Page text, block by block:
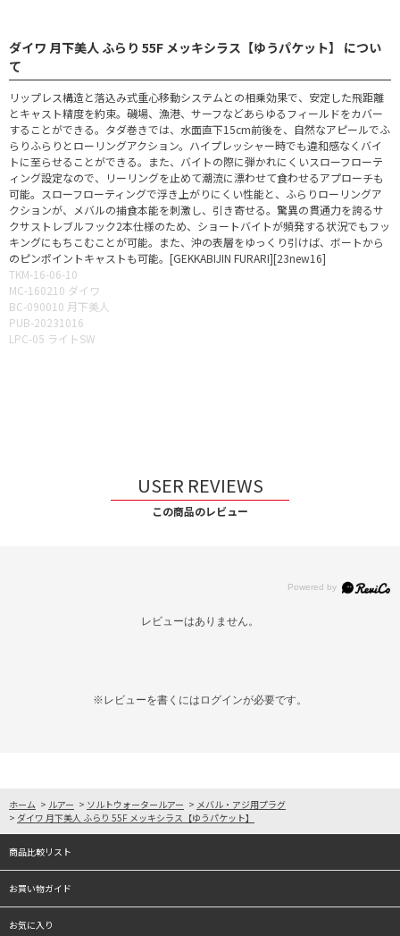
ダイワ 月下美人 ふらり 55F メッキシラス【ゆうパケット】 につい
て
リップレス構造と落込み式重心移動システムとの相乗効果で、安定した飛距離
とキャスト精度を約束。磯場、漁港、サーフなどあらゆるフィールドをカバー
することができる。タダ巻きでは、水面直下15cm前後を、自然なアピールでふ
らりふらりとローリングアクション。ハイプレッシャー時でも違和感なくバイ
トに至らせることができる。また、バイトの際に弾かれにくいスローフローテ
ィング設定なので、リーリングを止めて潮流に漂わせて食わせるアプローチも
可能。スローフローティングで浮き上がりにくい性能と、ふらりローリングア
クションが、メバルの捕食本能を刺激し、引き寄せる。驚異の貫通力を誇るサ
クサストレブルフック2本仕様のため、ショートバイトが頻発する状況でもフッ
キングにもちこむことが可能。また、沖の表層をゆっくり引けば、ボートから
のピンポイントキャストも可能。[GEKKABIJIN FURARI][23new16]
TKM-16-06-10
MC-160210 ダイワ
BC-090010 月下美人
PUB-20231016
LPC-05 ライトSW
USER REVIEWS
この商品のレビュー
レビューはありません。
※レビューを書くには ログインが必要です。
ホーム > ルアー > ソルトウォータールアー > メバル・アジ用プラグ
> ダイワ 月下美人 ふらり 55F メッキシラス【ゆうパケット】
商品比較リスト
お買い物ガイド
お気に入り